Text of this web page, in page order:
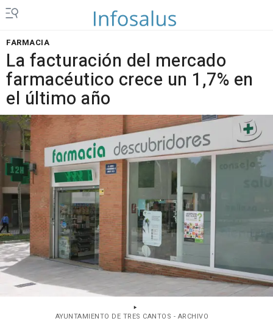
FARMACIA
La facturación del mercado
farmacéutico crece un 1,7% en
el último año
AYUNTAMIENTO DE TRES CANTOS - ARCHIVO